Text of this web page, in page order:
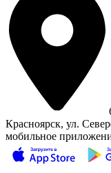
Красноярск, ул.
мобильное